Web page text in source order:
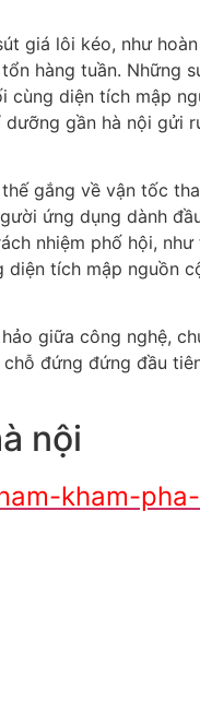
giá lôi kéo, như
hàng tuần. Những
cùng diện tích mập
gần hà nội gửi
gắng về vận tốc
ứng dụng dành
nhiệm phố hội,
tích mập nguồn
giữa công nghệ,
đứng đứng đầu
nội
kham-